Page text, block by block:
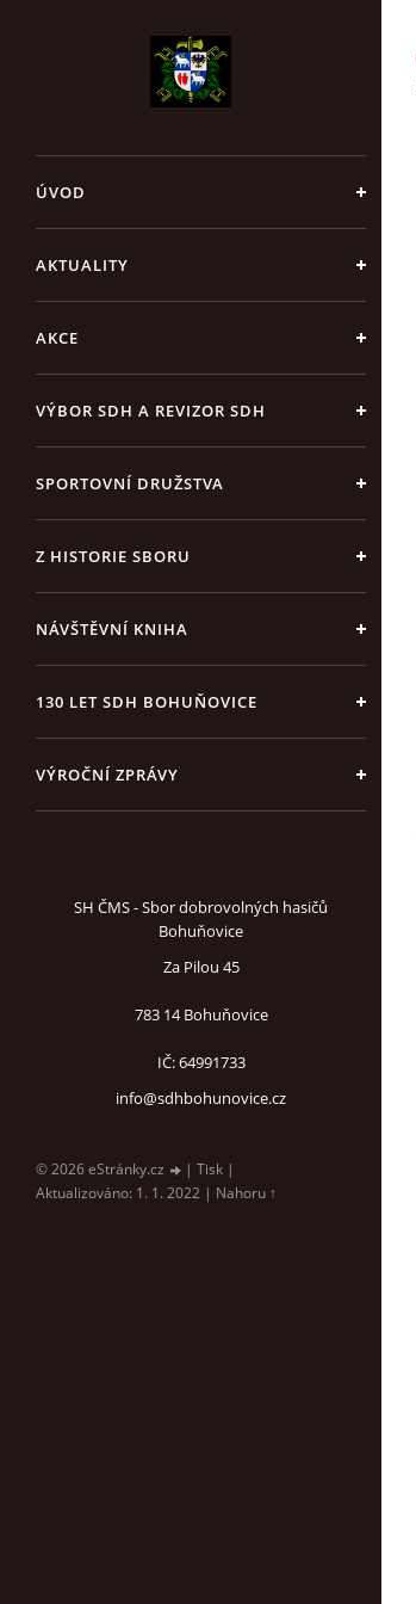
ÚVOD
AKTUALITY
AKCE
VÝBOR SDH A REVIZOR SDH
SPORTOVNÍ DRUŽSTVA
Z HISTORIE SBORU
NÁVŠTĚVNÍ KNIHA
130 LET SDH BOHUŇOVICE
VÝROČNÍ ZPRÁVY
SH ČMS - Sbor dobrovolných hasičů
Bohuňovice
Za Pilou 45
783 14 Bohuňovice
IČ: 64991733
info@sdhbohunovice.cz
© 2026 eStránky.cz | Tisk |
Aktualizováno: 1. 1. 2022 | Nahoru ↑